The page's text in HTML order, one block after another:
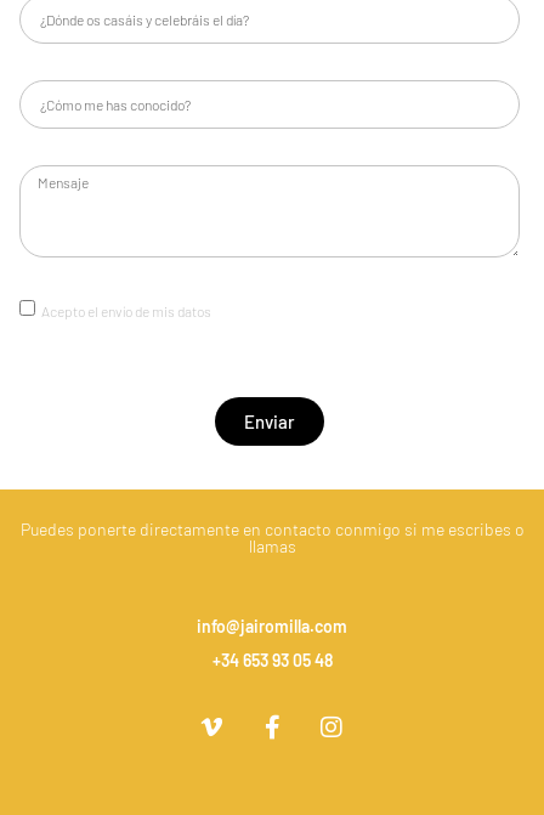
Acepto el envío de mis datos
Enviar
Puedes ponerte directamente en contacto conmigo si me escribes o
llamas
info@jairomilla.com
+34 653 93 05 48